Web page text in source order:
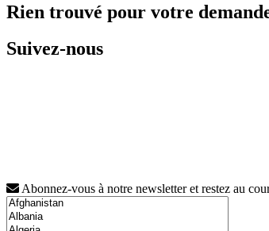
Rien trouvé pour votre
Suivez-nous
Abonnez-vous à notre newsletter et restez au